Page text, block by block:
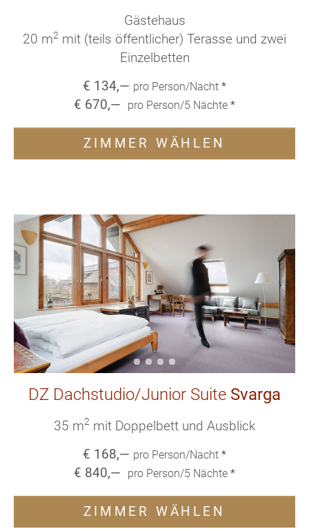
Gästehaus
20 m2 mit (teils öffentlicher) Terasse und zwei
Einzelbetten
€ 134,— pro Person/Nacht *
€ 670,— pro Person/5 Nächte *
ZIMMER WÄHLEN
DZ Dachstudio/Junior Suite Svarga
35 m2 mit Doppelbett und Ausblick
€ 168,— pro Person/Nacht *
€ 840,— pro Person/5 Nächte *
ZIMMER WÄHLEN